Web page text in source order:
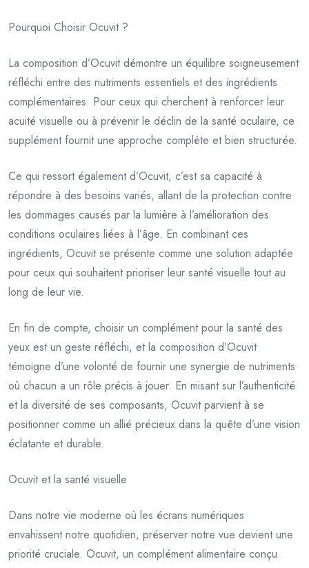
Pourquoi Choisir Ocuvit ?
La composition d’Ocuvit démontre un équilibre soigneusement
réfléchi entre des nutriments essentiels et des ingrédients
complémentaires. Pour ceux qui cherchent à renforcer leur
acuité visuelle ou à prévenir le déclin de la santé oculaire, ce
supplément fournit une approche complète et bien structurée.
Ce qui ressort également d’Ocuvit, c’est sa capacité à
répondre à des besoins variés, allant de la protection contre
les dommages causés par la lumière à l’amélioration des
conditions oculaires liées à l’âge. En combinant ces
ingrédients, Ocuvit se présente comme une solution adaptée
pour ceux qui souhaitent prioriser leur santé visuelle tout au
long de leur vie.
En fin de compte, choisir un complément pour la santé des
yeux est un geste réfléchi, et la composition d’Ocuvit
témoigne d’une volonté de fournir une synergie de nutriments
où chacun a un rôle précis à jouer. En misant sur l’authenticité
et la diversité de ses composants, Ocuvit parvient à se
positionner comme un allié précieux dans la quête d’une vision
éclatante et durable.
Ocuvit et la santé visuelle
Dans notre vie moderne où les écrans numériques
envahissent notre quotidien, préserver notre vue devient une
priorité cruciale. Ocuvit, un complément alimentaire conçu